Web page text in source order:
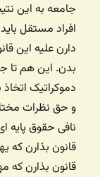
جامعه به این
افراد مستقل
دارن علیه این
بدن. این هم تا
دموکراتیک
و حق نظرات
نافی حقوق پایه
قانون بذارن که
قانون بذارن که